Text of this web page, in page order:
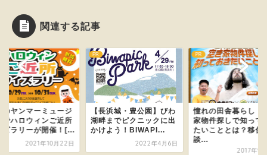
関連する記事
のヤンマーミュージ
でハロウィンご近所
ズラリーが開催！[...
2021年10月22日
PR
【長浜城・豊公園】びわ
湖畔までピクニックに出
かけよう！BIWAPI...
2022年4月6日
PR
憧れの田舎暮らし！
家物件探しで知って
たいこととは？移住
談...
2017年9